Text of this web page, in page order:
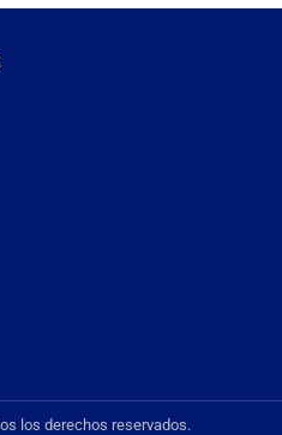
los derechos reservados.